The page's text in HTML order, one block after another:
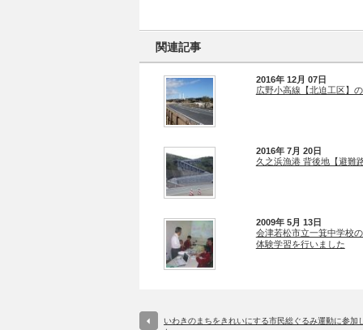
関連記事
2016年 12月 07日
広野小高線【北迫工区】
2016年 7月 20日
久之浜漁港 背後地【避難
2009年 5月 13日
会津若松市立一箕中学校
体験学習を行いました
いわきのまちをきれいにする市民総ぐるみ運動に参加